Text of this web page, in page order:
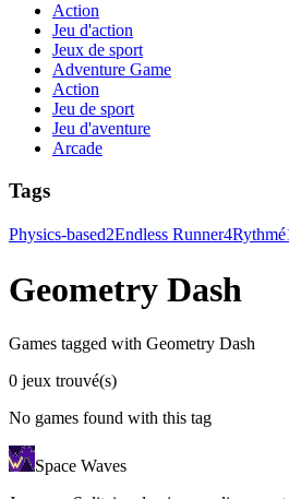
Action
Jeu d'action
Jeux de sport
Adventure Game
Action
Jeu de sport
Jeu d'aventure
Arcade
Tags
Physics-based2Endless Runner4Rythmé
Geometry Dash
Games tagged with Geometry Dash
0 jeux trouvé(s)
No games found with this tag
Space Waves